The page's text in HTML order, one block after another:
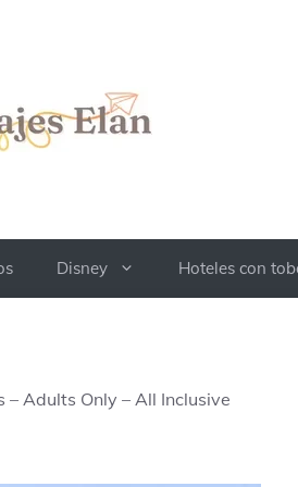
Disney Hoteles con
Adults Only – All Inclusive